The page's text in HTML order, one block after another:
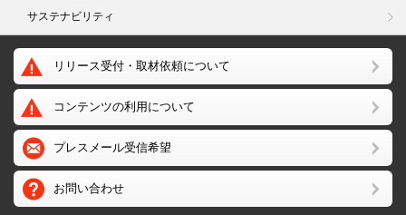
サステナビリティ
リリース受付・取材依頼について
コンテンツの利用について
プレスメール受信希望
お問い合わせ